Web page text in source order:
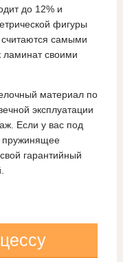
до 12% и
фигуры
самыми
ламинат своими
материал по
эксплуатации
Если у вас под
пружинящее
гарантийный